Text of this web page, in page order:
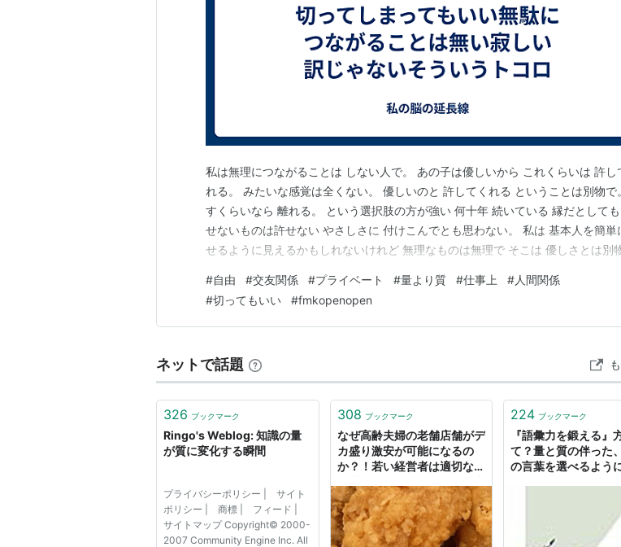
私は無理につながることは しない人で。 あの子は優しいから これくらいは 許し
れる。 みたいな感覚は全くない。 優しいのと 許してくれる ということは別物で
すくらいなら 離れる。 という選択肢の方が強い 何十年 続いている 縁だとして
せないものは許せない やさしさに 付けこんでとも思わない。 私は 基本人を簡単
せるように見えるかもしれないけれど 無理なものは無理で そこは 優しさとは別
(関係性に) ダメなものはダメ。 深く考えていないように見られるし 頼まれたこと
構何でもする。 …
#自由 #交友関係 #プライベート #量より質 #仕事上 #人間関係
#切ってもいい #fmkopenopen
ネットで話題
326 ブックマーク
Ringo's Weblog: 知識の量
が質に変化する瞬間
プライバシーポリシー | サイト
ポリシー | 商標 | フィード |
サイトマップ Copyright© 2000-
2007 Community Engine Inc. All
308 ブックマーク
なぜ高齢夫婦の老舗店舗がデ
カ盛り激安が可能になるの
か？！若い経営者は適切な量
下斉
224 ブックマーク
『語彙力を鍛える』
て？量と質の伴った
の言葉を選べるよう